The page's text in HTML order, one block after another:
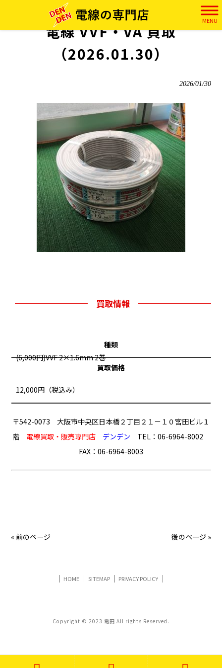
MENU
> 実績 電線 VVF・VA 買取（2026.01.30）
電線 VVF・VA 買取
（2026.01.30）
2026/01/30
買取情報
種類
(6,000円)VVF 2×1.6mm 2巻
買取価格
12,000円（税込み）
〒542-0073 大阪市中央区日本橋２丁目２１－１０宮田ビル１
階 電線買取・販売専門店 デンデン TEL：06-6964-8002
FAX：06-6964-8003
« 前のページ 後のページ »
HOME SITEMAP PRIVACY POLICY
Copyright © 2023 電田 All rights Reserved.